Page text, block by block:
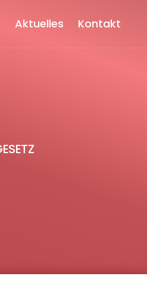
Aktuelles Kontakt